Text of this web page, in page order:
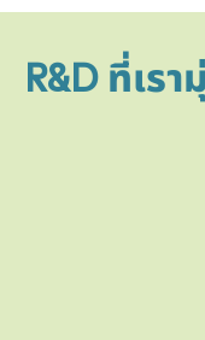
R&D ที่เรา